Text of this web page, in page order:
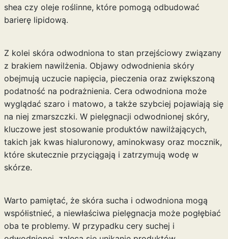
shea czy oleje roślinne, które pomogą odbudować
barierę lipidową.
Z kolei skóra odwodniona to stan przejściowy związany
z brakiem nawilżenia. Objawy odwodnienia skóry
obejmują uczucie napięcia, pieczenia oraz zwiększoną
podatność na podrażnienia. Cera odwodniona może
wyglądać szaro i matowo, a także szybciej pojawiają się
na niej zmarszczki. W pielęgnacji odwodnionej skóry,
kluczowe jest stosowanie produktów nawilżających,
takich jak kwas hialuronowy, aminokwasy oraz mocznik,
które skutecznie przyciągają i zatrzymują wodę w
skórze.
Warto pamiętać, że skóra sucha i odwodniona mogą
współistnieć, a niewłaściwa pielęgnacja może pogłębiać
oba te problemy. W przypadku cery suchej i